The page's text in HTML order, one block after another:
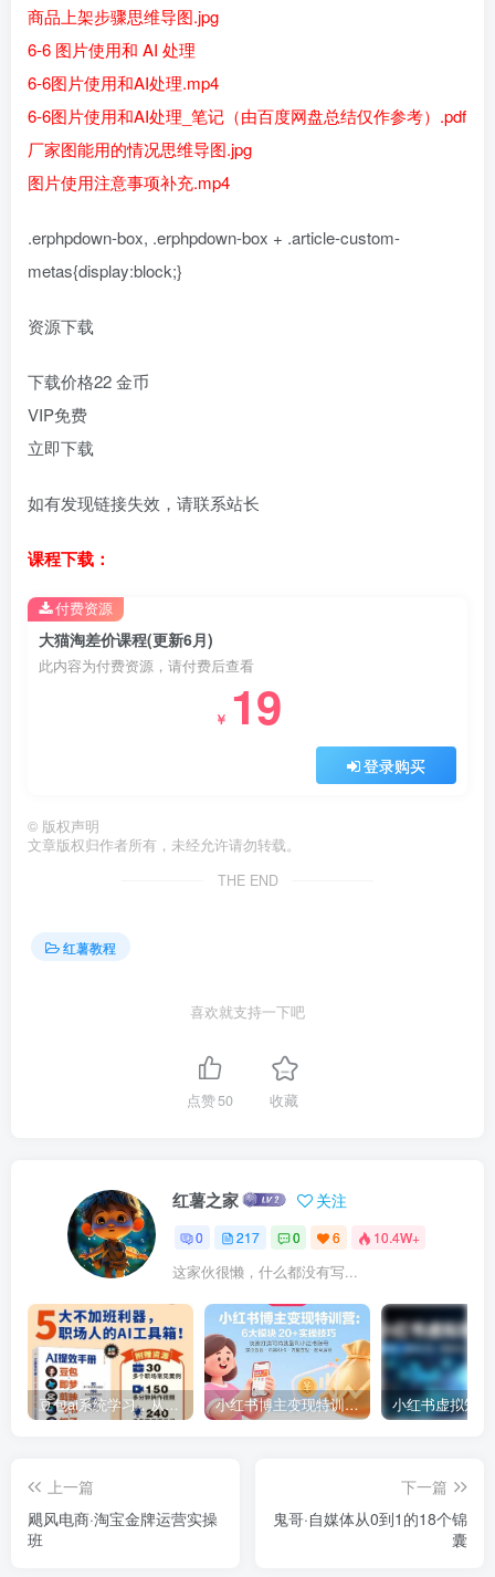
商品上架步骤思维导图.jpg
6-6 图片使用和 AI 处理
6-6图片使用和AI处理.mp4
6-6图片使用和AI处理_笔记（由百度网盘总结仅作参考）.pdf
厂家图能用的情况思维导图.jpg
图片使用注意事项补充.mp4
.erphpdown-box, .erphpdown-box + .article-custom-
metas{display:block;}
资源下载
下载价格22金币
VIP免费
立即下载
如有发现链接失效，请联系站长
课程下载：
大猫淘差价课程(更新6月)
此内容为付费资源，请付费后查看
￥ 19
登录购买
付费资源
© 版权声明
文章版权归作者所有，未经允许请勿转载。
THE END
红薯教程
喜欢就支持一下吧
点赞50 收藏
红薯之家 关注
0 217 0 6 10.4W+
这家伙很懒，什么都没有写...
豆包ai系统学习，从小白到高手系列 小红书博主变现特训营：6大模块20+实操技巧 快速打造可持续盈利小红书账号
上一篇
飓风电商·淘宝金牌运营实操
班
下一篇
鬼哥·自媒体从0到1的18个锦
囊